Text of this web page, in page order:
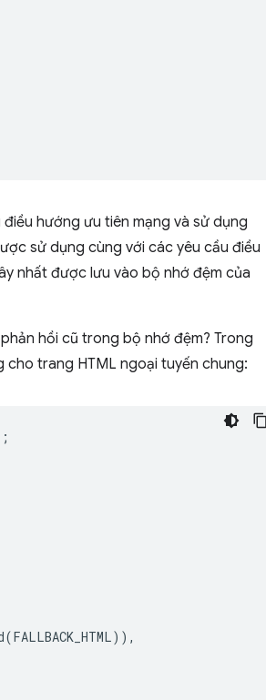
hướng ưu tiên mạng và sử dụng
sử dụng cùng với các yêu cầu điều
nhất được lưu vào bộ nhớ đệm của
hồi cũ trong bộ nhớ đệm? Trong
trang HTML ngoại tuyến chung:
;
(FALLBACK_HTML)),